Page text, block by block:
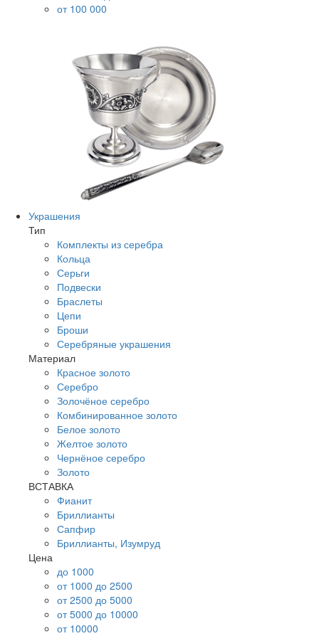
от 100 000
Украшения
Тип
Комплекты из серебра
Кольца
Серьги
Подвески
Браслеты
Цепи
Броши
Серебряные украшения
Материал
Красное золото
Серебро
Золочёное серебро
Комбинированное золото
Белое золото
Желтое золото
Чернёное серебро
Золото
ВСТАВКА
Фианит
Бриллианты
Сапфир
Бриллианты, Изумруд
Цена
до 1000
от 1000 до 2500
от 2500 до 5000
от 5000 до 10000
от 10000